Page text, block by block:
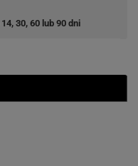
14, 30, 60 lub 90 dni